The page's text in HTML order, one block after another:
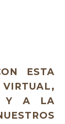
ESTA
VIRTUAL,
Y A LA